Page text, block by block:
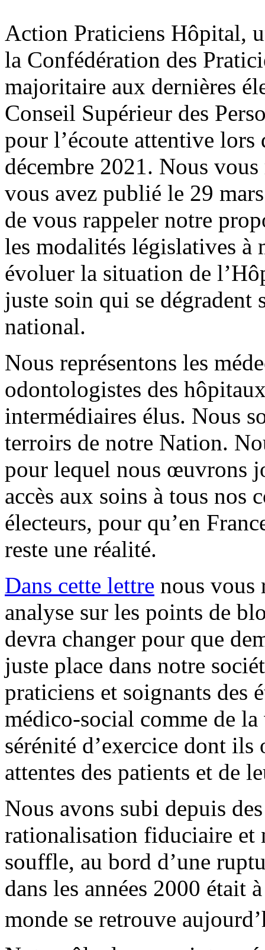
Action Praticiens Hôpital,
la Confédération des
majoritaire aux dernières
Conseil Supérieur des
pour l’écoute attentive
décembre 2021. Nous
vous avez publié le 29
de vous rappeler notre
les modalités législatives
évoluer la situation de
juste soin qui se dégradent
national.
Nous représentons les
odontologistes des
intermédiaires élus. Nous
terroirs de notre Nation.
pour lequel nous œuvrons
accès aux soins à tous nos
électeurs, pour qu’en
reste une réalité.
Dans cette lettre nous vous
analyse sur les points de
devra changer pour que
juste place dans notre
praticiens et soignants des
médico-social comme de
sérénité d’exercice dont
attentes des patients et de
Nous avons subi depuis
rationalisation fiduciaire et
souffle, au bord d’une
dans les années 2000 était
monde se retrouve